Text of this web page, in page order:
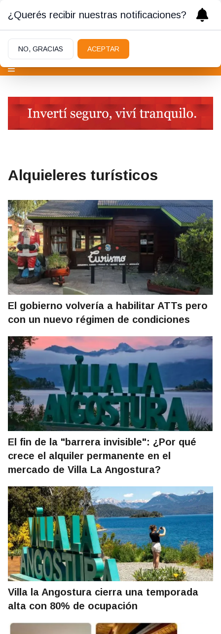
Alquieleres turísticos
El gobierno volvería a habilitar ATTs pero
con un nuevo régimen de condiciones
El fin de la "barrera invisible": ¿Por qué
crece el alquiler permanente en el
mercado de Villa La Angostura?
Villa la Angostura cierra una temporada
alta con 80% de ocupación
¿Querés recibir nuestras notificaciones?
NO, GRACIAS ACEPTAR